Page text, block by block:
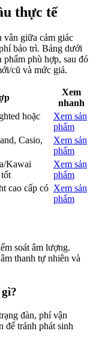
thực tế
giữa cảm giác
bảo trì. Bảng dưới
phẩm phù hợp, sau đó
cũ và mức giá.
Xem
nhanh
hoặc
Xem sản
phẩm
Casio,
Xem sản
phẩm
Kawai
Xem sản
phẩm
cao cấp có Xem sản
phẩm
soát âm lượng.
thanh tự nhiên và
đàn, phí vận
để tránh phát sinh